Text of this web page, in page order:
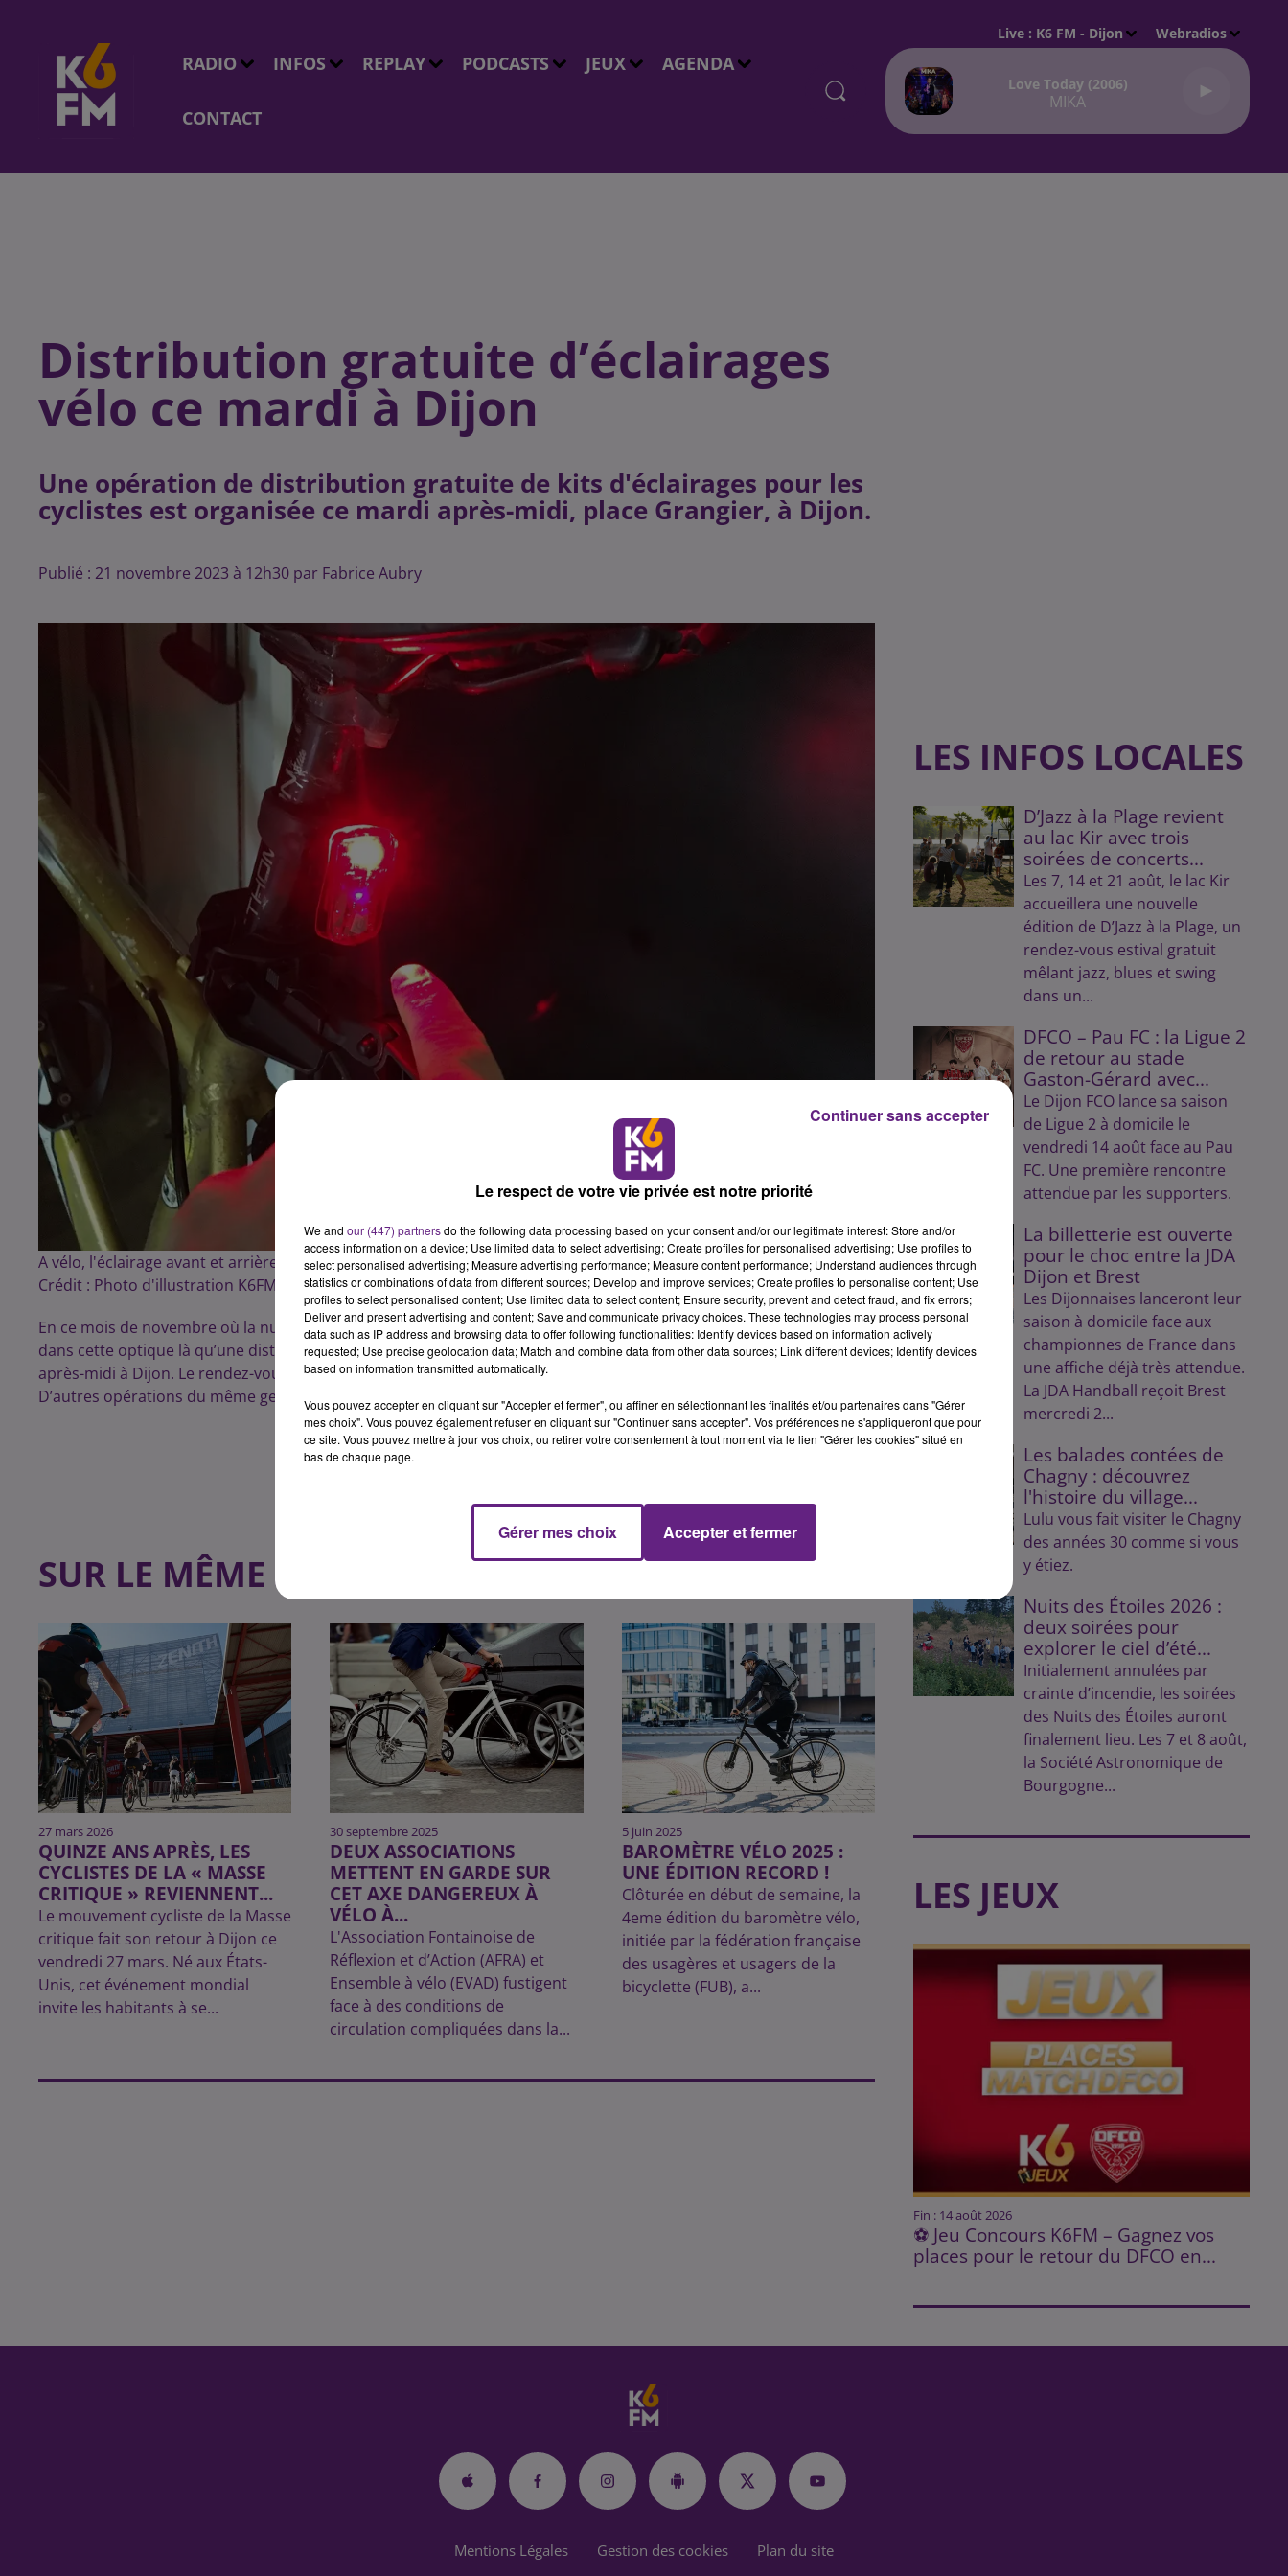
RADIO INFOS REPLAY PODCASTS JEUX AGENDA
CONTACT
Live : K6 FM - Dijon Webradios
Love Today (2006)
MIKA
Distribution gratuite d’éclairages
vélo ce mardi à Dijon
Une opération de distribution gratuite de kits d'éclairages pour les
cyclistes est organisée ce mardi après-midi, place Grangier, à Dijon.
Publié : 21 novembre 2023 à 12h30 par Fabrice Aubry
A vélo, l'éclairage avant et arrière est très important
Crédit : Photo d'illustration K6FM
En ce mois de novembre où la nuit tombe très tôt, les cyclistes doivent s’équiper pour bien voir et être vu. C’est
dans cette optique là qu’une distribution gratuite de kits de lumières avant et arrière pour vélo est prévue ce mardi
après-midi à Dijon. Le rendez-vous est fixé entre 16h30 et 18h30 place Grangier, devant l’agence Groupama.
D’autres opérations du même genre ont eu lieu récemment dans d’autres villes de France.
SUR LE MÊME SUJET
27 mars 2026
QUINZE ANS APRÈS, LES
CYCLISTES DE LA « MASSE
CRITIQUE » REVIENNENT...
Le mouvement cycliste de la Masse
critique fait son retour à Dijon ce
vendredi 27 mars. Né aux États-
Unis, cet événement mondial
invite les habitants à se...
30 septembre 2025
DEUX ASSOCIATIONS
METTENT EN GARDE SUR
CET AXE DANGEREUX À
VÉLO À...
L'Association Fontainoise de
Réflexion et d’Action (AFRA) et
Ensemble à vélo (EVAD) fustigent
face à des conditions de
circulation compliquées dans la...
5 juin 2025
BAROMÈTRE VÉLO 2025 :
UNE ÉDITION RECORD !
Clôturée en début de semaine, la
4eme édition du baromètre vélo,
initiée par la fédération française
des usagères et usagers de la
bicyclette (FUB), a...
LES INFOS LOCALES
D’Jazz à la Plage revient
au lac Kir avec trois
soirées de concerts...
Les 7, 14 et 21 août, le lac Kir
accueillera une nouvelle
édition de D’Jazz à la Plage, un
rendez-vous estival gratuit
mêlant jazz, blues et swing
dans un...
DFCO – Pau FC : la Ligue 2
de retour au stade
Gaston-Gérard avec...
Le Dijon FCO lance sa saison
de Ligue 2 à domicile le
vendredi 14 août face au Pau
FC. Une première rencontre
attendue par les supporters.
La billetterie est ouverte
pour le choc entre la JDA
Dijon et Brest
Les Dijonnaises lanceront leur
saison à domicile face aux
championnes de France dans
une affiche déjà très attendue.
La JDA Handball reçoit Brest
mercredi 2...
Les balades contées de
Chagny : découvrez
l'histoire du village...
Lulu vous fait visiter le Chagny
des années 30 comme si vous
y étiez.
Nuits des Étoiles 2026 :
deux soirées pour
explorer le ciel d’été...
Initialement annulées par
crainte d’incendie, les soirées
des Nuits des Étoiles auront
finalement lieu. Les 7 et 8 août,
la Société Astronomique de
Bourgogne...
LES JEUX
Fin : 14 août 2026
⚽ Jeu Concours K6FM – Gagnez vos
places pour le retour du DFCO en...
Mentions Légales Gestion des cookies Plan du site
Le respect de votre vie privée est notre priorité
We and our (447) partnersdo the following data processing based on your consent and/or our legitimate interest: Store and/or
access information on a device; Use limited data to select advertising; Create profiles for personalised advertising; Use profiles to
select personalised advertising; Measure advertising performance; Measure content performance; Understand audiences through
statistics or combinations of data from different sources; Develop and improve services; Create profiles to personalise content; Use
profiles to select personalised content; Use limited data to select content; Ensure security, prevent and detect fraud, and fix errors;
Deliver and present advertising and content; Save and communicate privacy choices. These technologies may process personal
data such as IP address and browsing data to offer following functionalities: Identify devices based on information actively
requested; Use precise geolocation data; Match and combine data from other data sources; Link different devices; Identify devices
based on information transmitted automatically.
Vous pouvez accepter en cliquant sur "Accepter et fermer", ou affiner en sélectionnant les finalités et/ou partenaires dans "Gérer
mes choix". Vous pouvez également refuser en cliquant sur "Continuer sans accepter". Vos préférences ne s'appliqueront que pour
ce site. Vous pouvez mettre à jour vos choix, ou retirer votre consentement à tout moment via le lien "Gérer les cookies" situé en
bas de chaque page.
Gérer mes choix Accepter et fermer
Continuer sans accepter